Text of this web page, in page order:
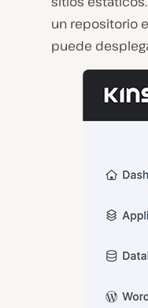
un repositorio
puede